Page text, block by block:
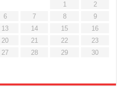
1
2
6 7 8
9
13 14 15
16
20 21 22
23
27 28 29
30